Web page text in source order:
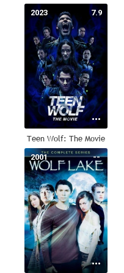
7.9
2023
Teen Wolf: The Movie
--
2001